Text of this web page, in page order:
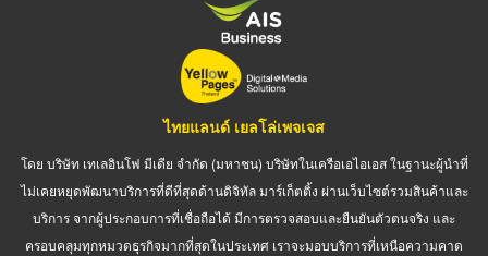
ไทยแลนด์ เยลโล่เพจเจส
โดย บริษัท เทเลอินโฟ มีเดีย จำกัด (มหาชน) บริษัทในเครือเอไอเอส ในฐานะผู้นำที่
ไม่เคยหยุดพัฒนาบริการที่ดีที่สุดด้านดิจิทัล มาร์เก็ตติ้ง ผ่านเว็บไซต์รวมสินค้าและ
บริการ จากผู้ประกอบการที่เชื่อถือได้ มีการตรวจสอบและยืนยันตัวตนจริง และ
ครอบคลุมทุกหมวดธุรกิจมากที่สุดในประเทศ เราจะมอบบริการที่เหนือความคาด